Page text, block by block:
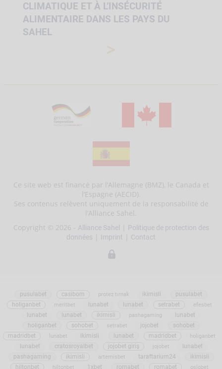
CLIMATIQUE ET À L’INSÉCURITÉ
ALIMENTAIRE DANS LES PAYS DU
SAHEL
Ce site web est financé par l’Allemagne (BMZ), le Canada et
l’Espagne (AECID).
Ses contenus relèvent uniquement de la responsabilité de
l’Alliance Sahel.
Copyright © 2026 - Alliance Sahel
Politique de protection des
données
Imprint Contact
pusulabet casibom protez tırnak ikimisli
pusulabet
holiganbet
meritbet lunabet lunabet setrabet efesbet
lunabet lunabet ikimisli pashagaming
lunabet
holiganbet
sohobet setrabet jojobet
sohobet
madridbet
lunabet ikimisli lunabet madridbet holiganbet
lunabet cratosroyalbet jojobet giriş jojobet
lunabet
pashagaming
ikimisli artemisbet taraftarium24
ikimisli
hiltonbet
hiltonbet 1xbet romabet romabet oslobet